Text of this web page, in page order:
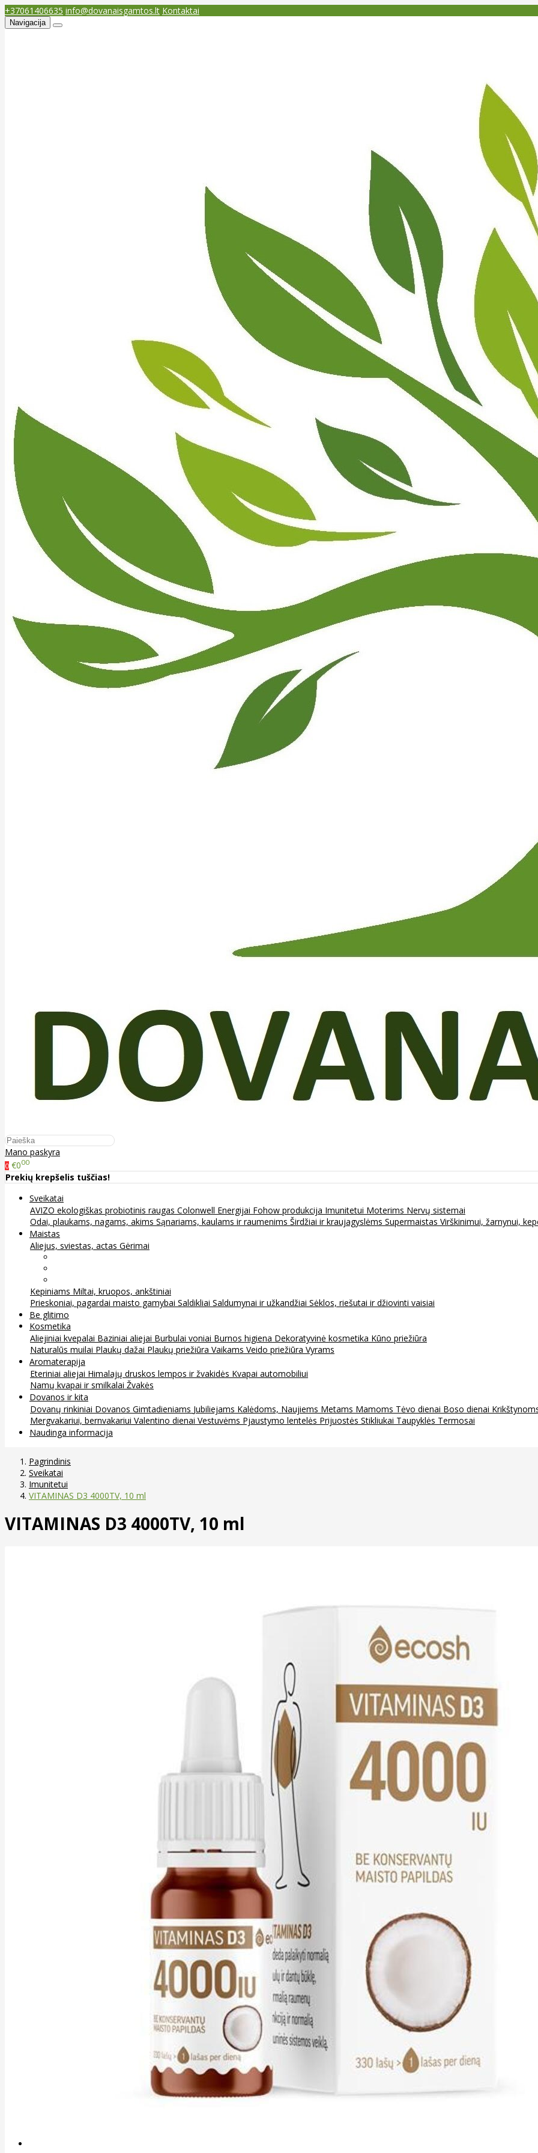
+37061406635 info@dovanaisgamtos.lt Kontaktai
Navigacija
Mano paskyra
0 €000
Prekių krepšelis tuščias!
Sveikatai
AVIZO ekologiškas probiotinis raugas Colonwell Energijai Fohow produkcija Imunitetui Moterims Nervų sistemai
Odai, plaukams, nagams, akims Sąnariams, kaulams ir raumenims Širdžiai ir kraujagyslėms Supermaistas Virškinimui, žarnynui,
Maistas
Aliejus, sviestas, actas Gėrimai
Kepiniams Miltai, kruopos, ankštiniai
Prieskoniai, pagardai maisto gamybai Saldikliai Saldumynai ir užkandžiai Sėklos, riešutai ir džiovinti vaisiai
Be glitimo
Kosmetika
Aliejiniai kvepalai Baziniai aliejai Burbulai voniai Burnos higiena Dekoratyvinė kosmetika Kūno priežiūra
Naturalūs muilai Plaukų dažai Plaukų priežiūra Vaikams Veido priežiūra Vyrams
Aromaterapija
Eteriniai aliejai Himalajų druskos lempos ir žvakidės Kvapai automobiliui
Namų kvapai ir smilkalai Žvakės
Dovanos ir kita
Dovanų rinkiniai Dovanos Gimtadieniams Jubiliejams Kalėdoms, Naujiems Metams Mamoms Tėvo dienai Boso dienai
Mergvakariui, bernvakariui Valentino dienai Vestuvėms Pjaustymo lentelės Prijuostės Stikliukai Taupyklės Termosai
Naudinga informacija
Pagrindinis
Sveikatai
Imunitetui
VITAMINAS D3 4000TV, 10 ml
VITAMINAS D3 4000TV, 10 ml